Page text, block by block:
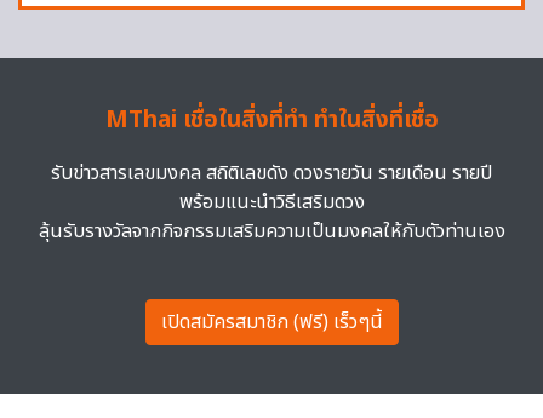
MThai เชื่อในสิ่งที่ทำ ทำในสิ่งที่เชื่อ
รับข่าวสารเลขมงคล สถิติเลขดัง ดวงรายวัน รายเดือน รายปี
พร้อมแนะนำวิธีเสริมดวง
ลุ้นรับรางวัลจากกิจกรรมเสริมความเป็นมงคลให้กับตัวท่านเอง
เปิดสมัครสมาชิก (ฟรี) เร็วๆนี้